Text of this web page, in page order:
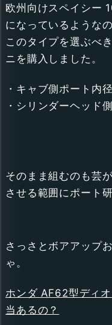
欧州向けスペイシー
になっているような
このタイプを選ぶべ
ニを購入しました。
・キャブ側ポート内
・シリンダーヘッド
そのまま組むのも芸
させる範囲にポート研
さっさとボアアップ
ゃ。
ホンダ AF62型ディ
当あるの？